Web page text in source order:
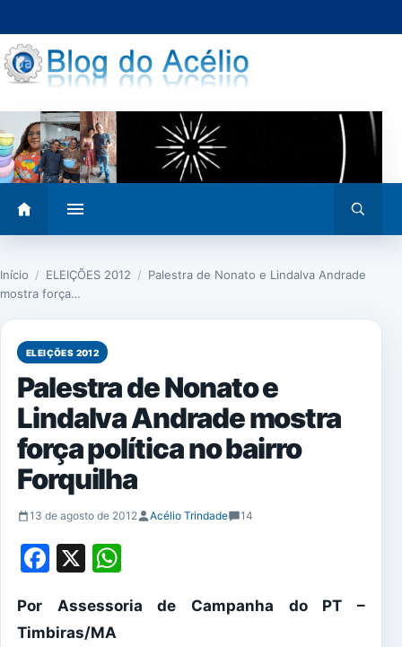
para
o
conteúdo
menu
busca
Início / ELEIÇÕES 2012 / Palestra de Nonato e Lindalva Andrade
mostra força…
ELEIÇÕES 2012
Palestra de Nonato e
Lindalva Andrade mostra
força política no bairro
Forquilha
13 de agosto de 2012 Acélio Trindade 14
Facebook
X
Por Assessoria de Campanha do PT –
Timbiras/MA